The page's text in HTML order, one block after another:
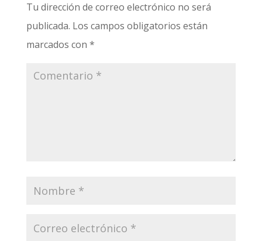
Tu dirección de correo electrónico no será
publicada. Los campos obligatorios están
marcados con *